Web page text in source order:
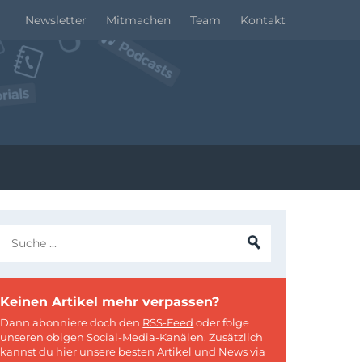
Newsletter Mitmachen Team Kontakt
Keinen Artikel mehr verpassen?
Dann abonniere doch den RSS-Feed oder folge
unseren obigen Social-Media-Kanälen. Zusätzlich
kannst du hier unsere besten Artikel und News via